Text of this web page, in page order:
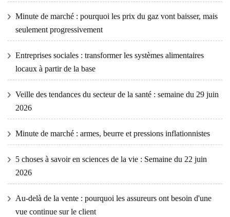
Minute de marché : pourquoi les prix du gaz vont baisser, mais
seulement progressivement
Entreprises sociales : transformer les systèmes alimentaires
locaux à partir de la base
Veille des tendances du secteur de la santé : semaine du 29 juin
2026
Minute de marché : armes, beurre et pressions inflationnistes
5 choses à savoir en sciences de la vie : Semaine du 22 juin
2026
Au-delà de la vente : pourquoi les assureurs ont besoin d'une
vue continue sur le client